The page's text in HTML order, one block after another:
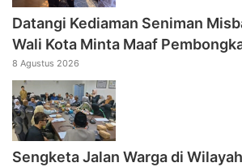
Datangi Kediaman Seniman
Wali Kota Minta Maaf
8 Agustus 2026
Sengketa Jalan Warga di